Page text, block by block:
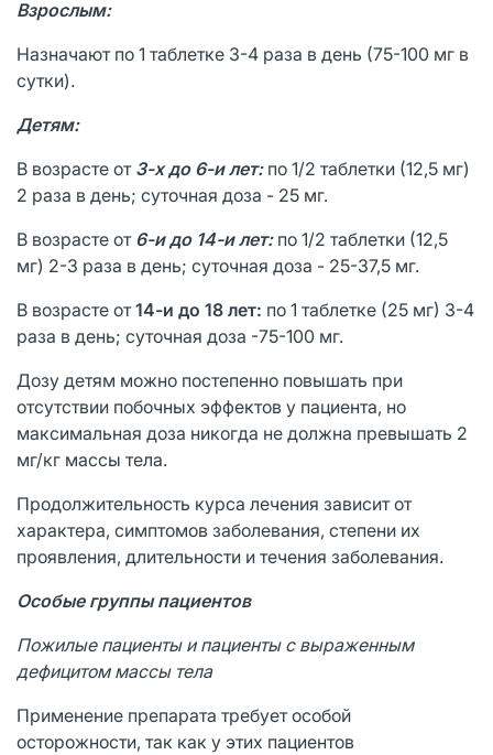
Взрослым:
Назначают по 1 таблетке 3-4 раза в день (75-100 мг в
сутки).
Детям:
В возрасте от 3-х до 6-и лет: по 1/2 таблетки (12,5 мг)
2 раза в день; суточная доза - 25 мг.
В возрасте от 6-и до 14-и лет: по 1/2 таблетки (12,5
мг) 2-3 раза в день; суточная доза - 25-37,5 мг.
В возрасте от14-и до 18 лет: по 1 таблетке (25 мг) 3-4
раза в день; суточная доза -75-100 мг.
Дозу детям можно постепенно повышать при
отсутствии побочных эффектов у пациента, но
максимальная доза никогда не должна превышать 2
мг/кг массы тела.
Продолжительность курса лечения зависит от
характера, симптомов заболевания, степени их
проявления, длительности и течения заболевания.
Особые группы пациентов
Пожилые пациенты и пациенты с выраженным
дефицитом массы тела
Применение препарата требует особой
осторожности, так как у этих пациентов